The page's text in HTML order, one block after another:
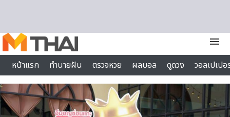
menu
หน้าแรก
ทำนายฝัน ตรวจหวย ผลบอล ดูดวง
วอลเปเป
ไลฟ์สไตล์